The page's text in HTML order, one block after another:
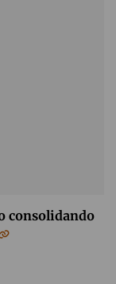
consolidando